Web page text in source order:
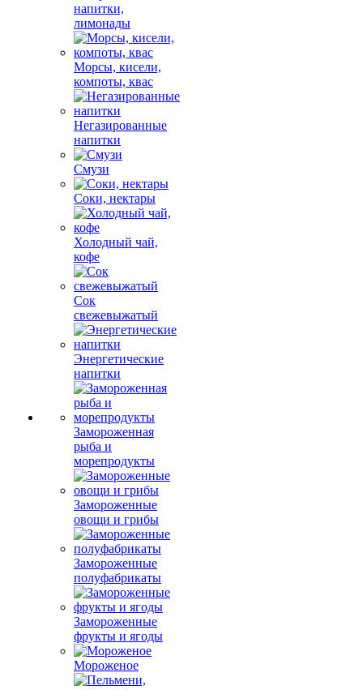
напитки,
лимонады
Морсы, кисели,
компоты, квас
Негазированные
напитки
Смузи
Соки, нектары
Холодный чай,
кофе
Сок
свежевыжатый
Энергетические
напитки
Замороженная
рыба и
морепродукты
Замороженные
овощи и грибы
Замороженные
полуфабрикаты
Замороженные
фрукты и ягоды
Мороженое